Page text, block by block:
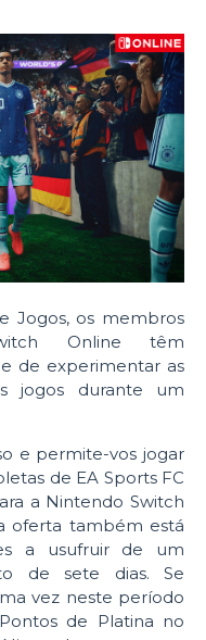
Jogos, os membros
Online têm
de experimentar as
jogos durante um
e permite-vos jogar
de EA Sports FC
a Nintendo Switch
oferta também está
a usufruir de um
de sete dias. Se
vez neste período
de Platina no